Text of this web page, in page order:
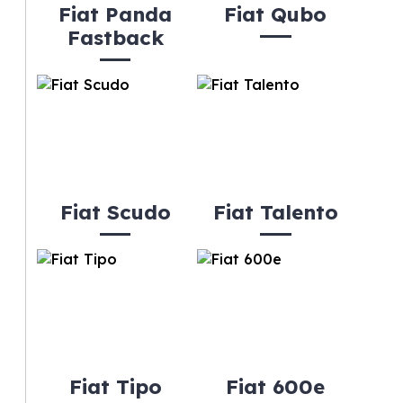
Fiat Panda
Fastback
Fiat Qubo
Fiat Scudo Fiat Talento
Fiat Tipo Fiat 600e